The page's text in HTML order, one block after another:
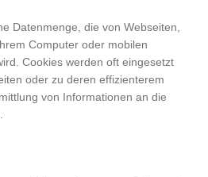
Datenmenge, die von Webseiten,
Computer oder mobilen
Cookies werden oft eingesetzt
oder zu deren effizienterem
von Informationen an die